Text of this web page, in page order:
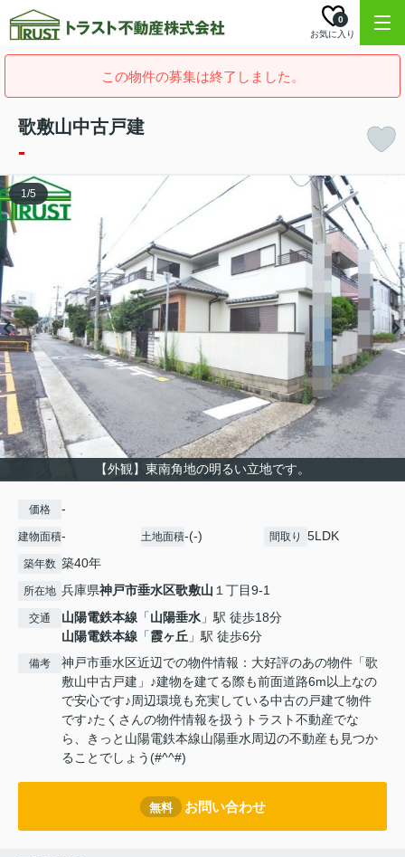
お気に入り
0
この物件の募集は終了しました。
歌敷山中古戸建
-
【外観】東南角地の明るい立地です。
1/5
価格 -
建物面積- 土地面積-(-) 間取り 5LDK
築年数 築40年
所在地 兵庫県神戸市垂水区歌敷山 １丁目9-1
交通 山陽電鉄本線 「山陽垂水 」駅 徒歩18分
山陽電鉄本線 「霞ヶ丘 」駅 徒歩6分
備考
神戸市垂水区近辺での物件情報：大好評のあの物件「歌
敷山中古戸建」♪建物を建てる際も前面道路6m以上なの
で安心です♪周辺環境も充実している中古の戸建て物件
です♪たくさんの物件情報を扱うトラスト不動産でな
ら、きっと山陽電鉄本線山陽垂水周辺の不動産も見つか
ることでしょう(#^^#)
無料 お問い合わせ